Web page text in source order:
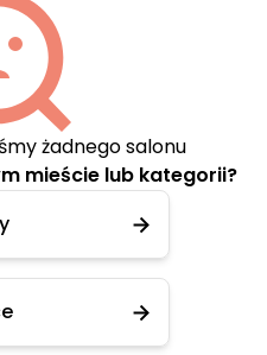
żadnego salonu
mieście lub kategorii?